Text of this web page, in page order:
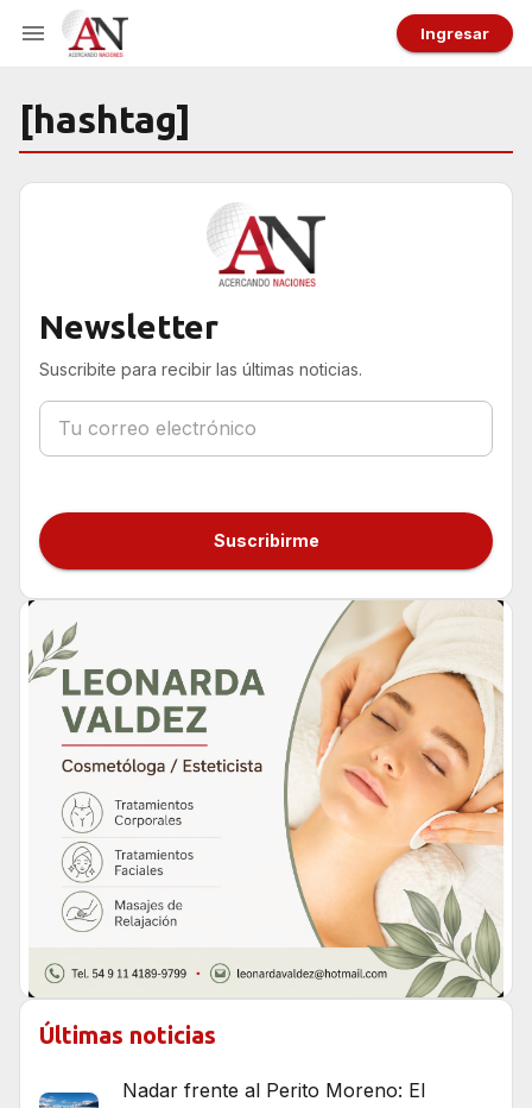
Ingresar
[hashtag]
Newsletter
Suscribite para recibir las últimas noticias.
Suscribirme
Últimas noticias
Nadar frente al Perito Moreno: El